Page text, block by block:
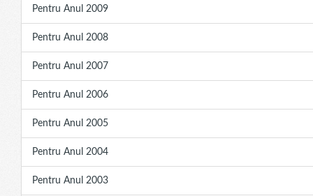
Pentru Anul 2009
Pentru Anul 2008
Pentru Anul 2007
Pentru Anul 2006
Pentru Anul 2005
Pentru Anul 2004
Pentru Anul 2003